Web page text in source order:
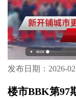
发布日期：2026-
楼市BBK第97